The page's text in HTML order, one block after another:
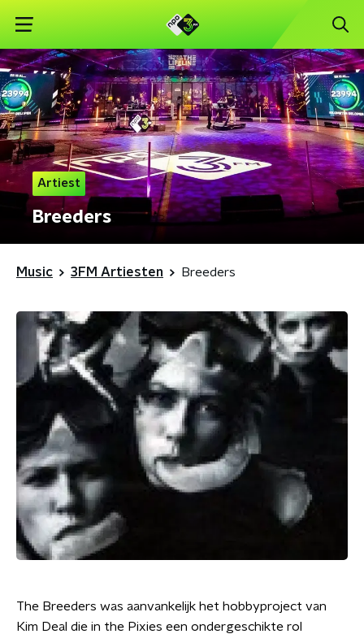
Artiest
Breeders
Music 3FM Artiesten Breeders
The Breeders was aanvankelijk het hobbyproject van
Kim Deal die in the Pixies een ondergeschikte rol